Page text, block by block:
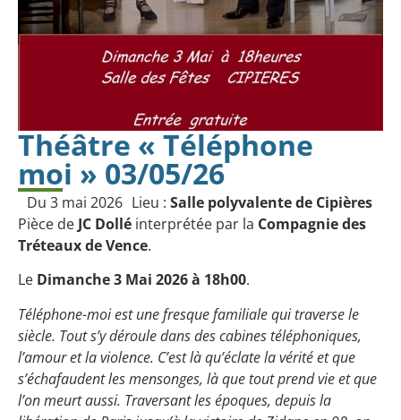
Théâtre « Téléphone
moi » 03/05/26
Du 3 mai 2026 Lieu : Salle polyvalente de Cipières
Pièce de JC Dollé interprétée par la Compagnie des
Tréteaux de Vence.
Le Dimanche 3 Mai 2026 à 18h00.
Téléphone-moi est une fresque familiale qui traverse le
siècle. Tout s’y déroule dans des cabines téléphoniques,
l’amour et la violence. C’est là qu’éclate la vérité et que
s’échafaudent les mensonges, là que tout prend vie et que
l’on meurt aussi. Traversant les époques, depuis la